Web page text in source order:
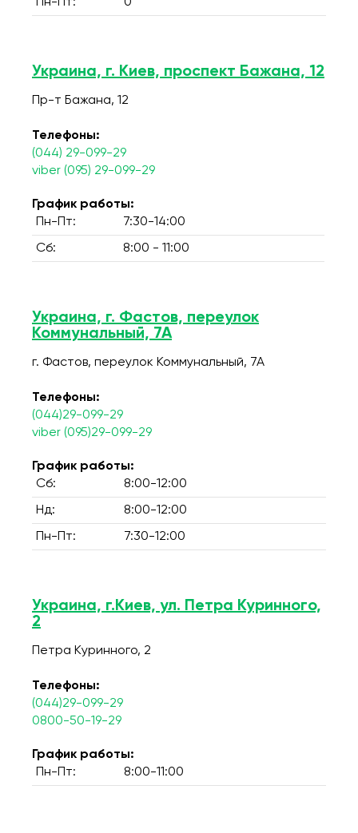
Украина, г. Киев, проспект Бажана, 12
Пр-т Бажана, 12
Телефоны:
(044) 29-099-29
viber (095) 29-099-29
График работы:
Пн-Пт:
7:30-14:00
Сб: 8:00 - 11:00
Украина, г. Фастов, переулок
Коммунальный, 7А
г. Фастов, переулок Коммунальный, 7А
Телефоны:
(044)29-099-29
viber (095)29-099-29
График работы:
Сб:
8:00-12:00
Нд: 8:00-12:00
Пн-Пт: 7:30-12:00
Украина, г.Киев, ул. Петра Куринного,
2
Петра Куринного, 2
Телефоны:
(044)29-099-29
0800-50-19-29
График работы:
Пн-Пт:
8:00-11:00